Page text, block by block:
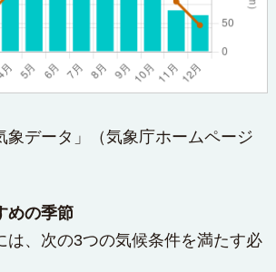
象データ」（気象庁ホームページ
めの季節
は、次の3つの気候条件を満たす必